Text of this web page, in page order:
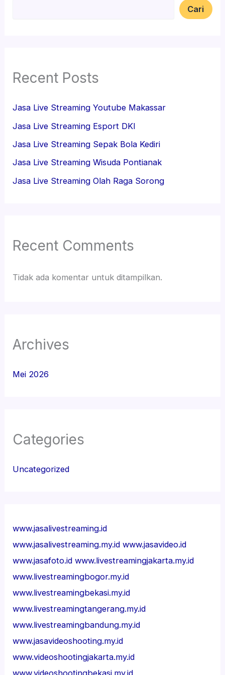
Cari
Recent Posts
Jasa Live Streaming Youtube Makassar
Jasa Live Streaming Esport DKI
Jasa Live Streaming Sepak Bola Kediri
Jasa Live Streaming Wisuda Pontianak
Jasa Live Streaming Olah Raga Sorong
Recent Comments
Tidak ada komentar untuk ditampilkan.
Archives
Mei 2026
Categories
Uncategorized
www.jasalivestreaming.id
www.jasalivestreaming.my.id www.jasavideo.id
www.jasafoto.id www.livestreamingjakarta.my.id
www.livestreamingbogor.my.id
www.livestreamingbekasi.my.id
www.livestreamingtangerang.my.id
www.livestreamingbandung.my.id
www.jasavideoshooting.my.id
www.videoshootingjakarta.my.id